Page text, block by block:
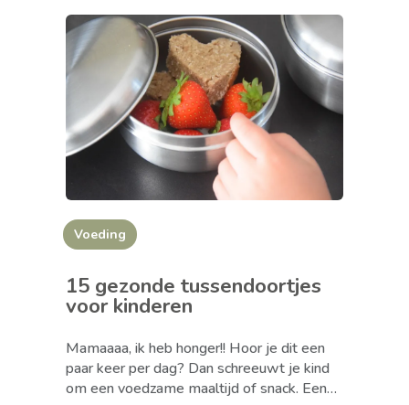
servies, van spelletjes aan tafel tot het
opdelen van de maaltijd in overzichtelijke
stukken. Met deze 10 tips om kinderen
gezond te leren eten maken jullie het leuk
en leerzaam.
Voeding
15 gezonde tussendoortjes
voor kinderen
Mamaaaa, ik heb honger!! Hoor je dit een
paar keer per dag? Dan schreeuwt je kind
om een voedzame maaltijd of snack. Een